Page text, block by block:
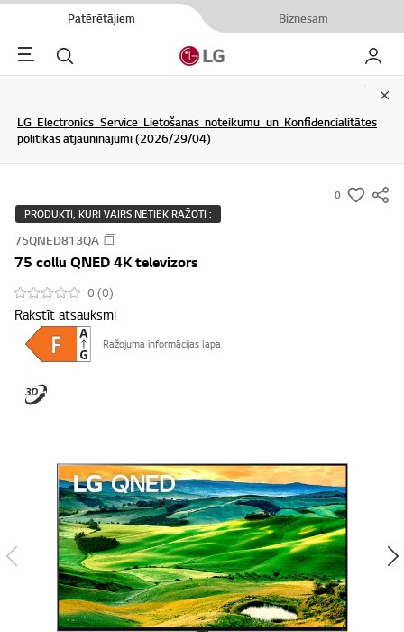
Patērētājiem Biznesam
Menu Meklēt Mans
LG Electronics Service Lietošanas noteikumu un Konfidencialitātes
politikas atjauninājumi (2026/29/04)
0
s
PRODUKTI, KURI VAIRS NETIEK RAŽOTI :
75QNED813QA
75 collu QNED 4K televizors
0 (0)
Rakstīt atsauksmi
Ražojuma informācijas lapa